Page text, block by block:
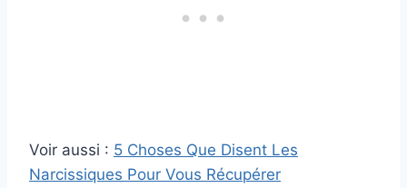
Voir aussi : 5 Choses Que Disent Les
Narcissiques Pour Vous Récupérer